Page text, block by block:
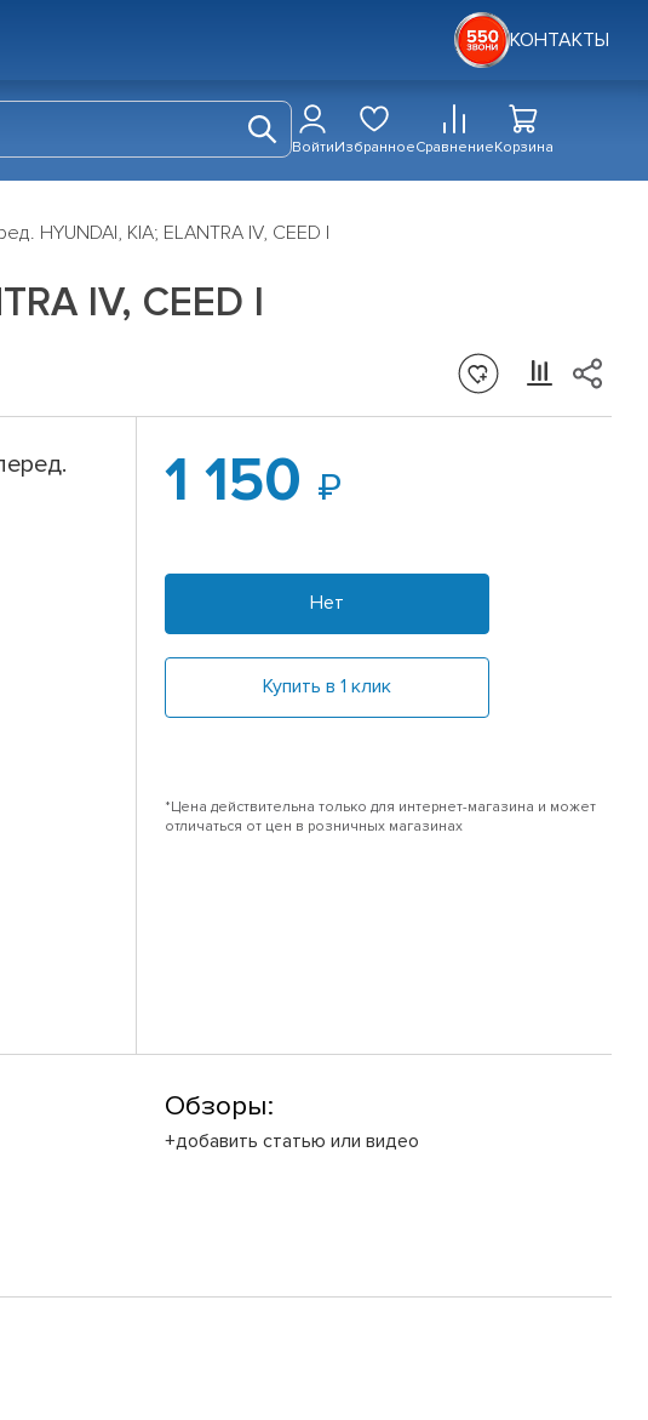
КОНТАКТЫ
ВойтиИзбранноеСравнениеКорзина
HYUNDAI, KIA; ELANTRA IV, CEED I
IV, CEED I
1 150
Нет
Купить в 1 клик
*Цена действительна только для интернет-магазина и может
отличаться от цен в розничных магазинах
Обзоры:
+добавить статью или видео